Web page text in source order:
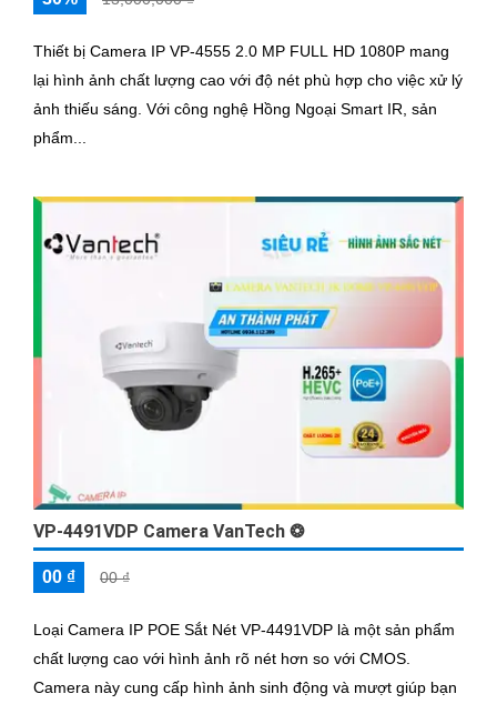
Thiết bị Camera IP VP-4555 2.0 MP FULL HD 1080P mang
lại hình ảnh chất lượng cao với độ nét phù hợp cho việc xử lý
ảnh thiếu sáng. Với công nghệ Hồng Ngoại Smart IR, sản
phẩm...
VP-4491VDP Camera VanTech ❂
00 ₫ 00 ₫
Loại Camera IP POE Sắt Nét VP-4491VDP là một sản phẩm
chất lượng cao với hình ảnh rõ nét hơn so với CMOS.
Camera này cung cấp hình ảnh sinh động và mượt giúp bạn